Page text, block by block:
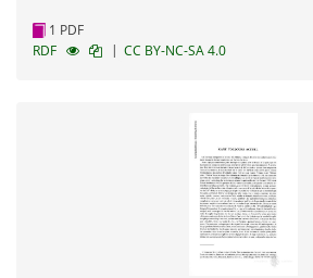
1 PDF
RDF
| CC BY-NC-SA 4.0